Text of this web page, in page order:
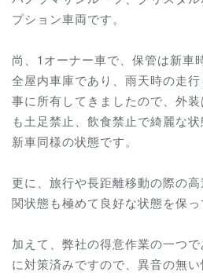
プション車両です。
尚、1オーナー車で、保管は新車
全屋内車庫であり、雨天時の走
事に所有してきましたので、外
も土足禁止、飲食禁止で綺麗な
新車同様の状態です。
更に、旅行や長距離移動の際の
関状態も極めて良好な状態を保っ
加えて、弊社の得意作業の一つ
に対策済みですので、異音の無